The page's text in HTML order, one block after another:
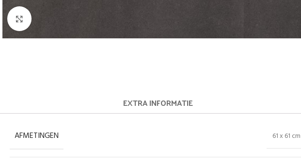
EXTRA INFORMATIE
AFMETINGEN 61 x 61 cm